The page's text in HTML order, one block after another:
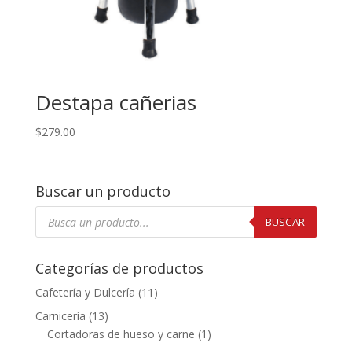
Destapa cañerias
$279.00
Buscar un producto
Búsqueda
productos
BUSCAR
Categorías de productos
Cafetería y Dulcería (11)
Carnicería (13)
Cortadoras de hueso y carne (1)